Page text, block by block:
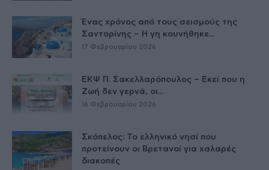
Ένας χρόνος από τους σεισμούς της
Σαντορίνης – Η γη κουνήθηκε...
17 Φεβρουαρίου 2026
ΕΚΨ Π. Σακελλαρόπουλος – Εκεί που η
Ζωή δεν γερνά, οι...
16 Φεβρουαρίου 2026
Σκόπελος: Το ελληνικό νησί που
προτείνουν οι Βρετανοί για χαλαρές
διακοπές